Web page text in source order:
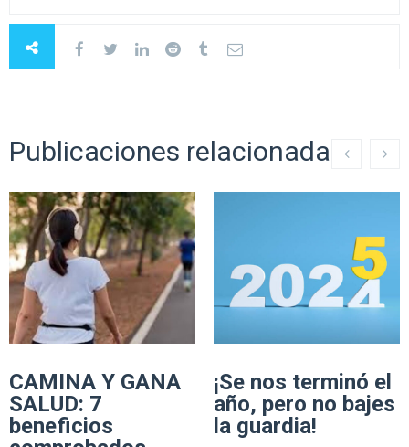
Publicaciones relacionadas
CAMINA Y GANA
SALUD: 7
beneficios
¡Se nos terminó el
año, pero no bajes
la guardia!